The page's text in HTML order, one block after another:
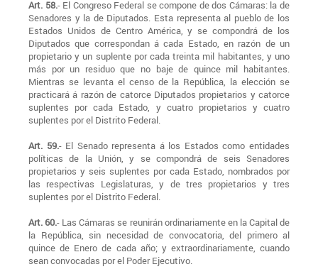
Art. 58.- El Congreso Federal se compone de dos Cámaras: la de
Senadores y la de Diputados. Esta representa al pueblo de los
Estados Unidos de Centro América, y se compondrá de los
Diputados que correspondan á cada Estado, en razón de un
propietario y un suplente por cada treinta mil habitantes, y uno
más por un residuo que no baje de quince mil habitantes.
Mientras se levanta el censo de la República, la elección se
practicará á razón de catorce Diputados propietarios y catorce
suplentes por cada Estado, y cuatro propietarios y cuatro
suplentes por el Distrito Federal.
Art. 59.- El Senado representa á los Estados como entidades
políticas de la Unión, y se compondrá de seis Senadores
propietarios y seis suplentes por cada Estado, nombrados por
las respectivas Legislaturas, y de tres propietarios y tres
suplentes por el Distrito Federal.
Art. 60.- Las Cámaras se reunirán ordinariamente en la Capital de
la República, sin necesidad de convocatoria, del primero al
quince de Enero de cada año; y extraordinariamente, cuando
sean convocadas por el Poder Ejecutivo.